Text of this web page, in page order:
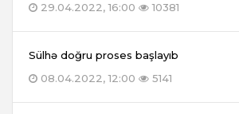
29.04.2022, 16:00
10381
Sülhə doğru proses başlayıb
08.04.2022, 12:00
5141